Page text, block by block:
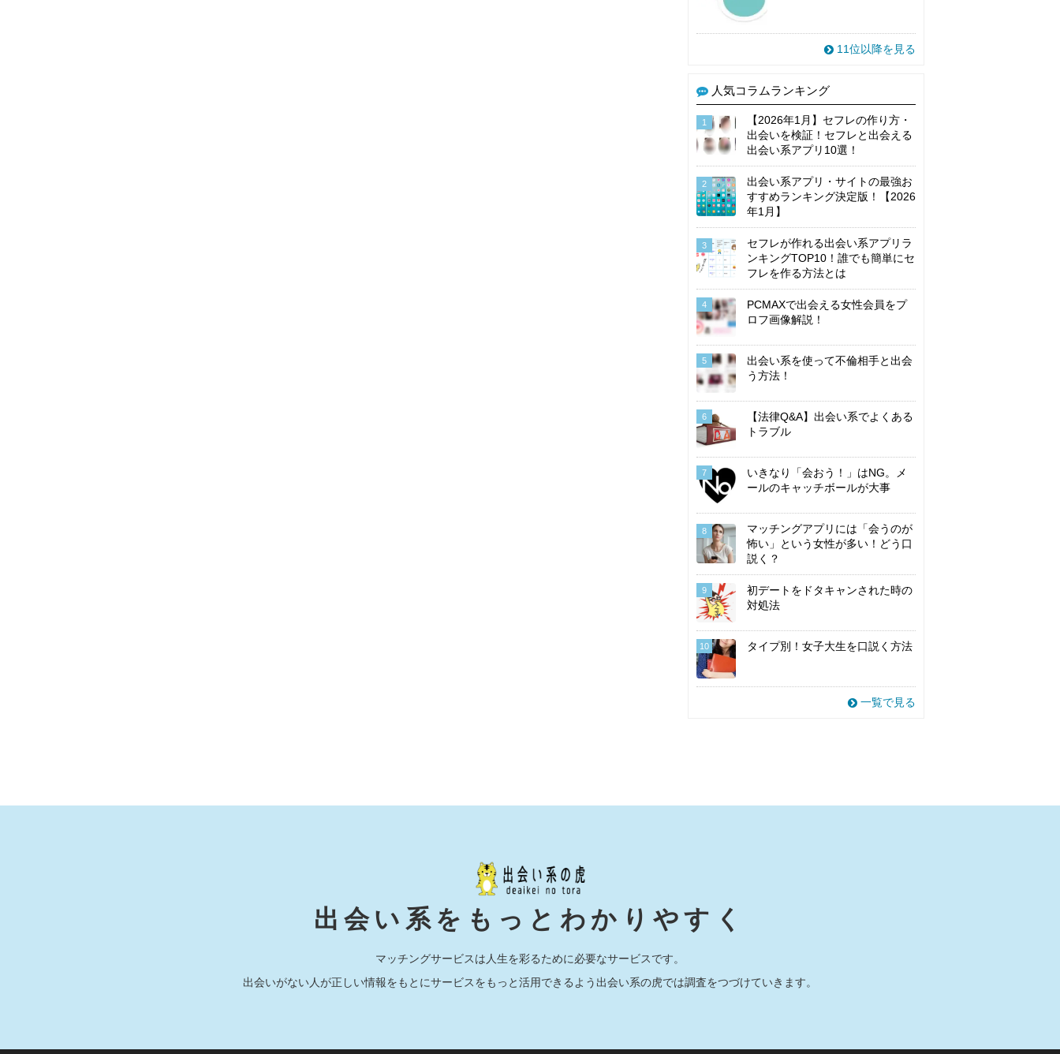
11位以降を見る
人気コラムランキング
1
【2026年1月】セフレの作り方・
出会いを検証！セフレと出会える
出会い系アプリ10選！
2
出会い系アプリ・サイトの最強お
すすめランキング決定版！【2026
年1月】
3
セフレが作れる出会い系アプリラ
ンキングTOP10！誰でも簡単にセ
フレを作る方法とは
4
PCMAXで出会える女性会員をプ
ロフ画像解説！
5
出会い系を使って不倫相手と出会
う方法！
6
【法律Q&A】出会い系でよくある
トラブル
7
いきなり「会おう！」はNG。メ
ールのキャッチボールが大事
8
マッチングアプリには「会うのが
怖い」という女性が多い！どう口
説く？
9
初デートをドタキャンされた時の
対処法
10 タイプ別！女子大生を口説く方法
一覧で見る
出会い系をもっとわかりやすく
マッチングサービスは人生を彩るために必要なサービスです。
出会いがない人が正しい情報をもとにサービスをもっと活用できるよう出会い系の虎では調査をつづけていきます。